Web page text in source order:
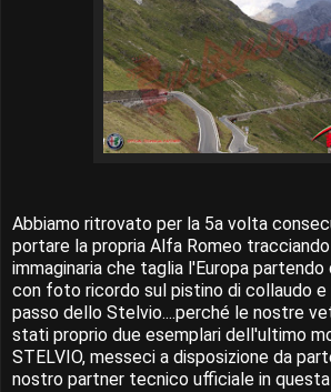
Abbiamo ritrovato per la 5a volta
portare la propria Alfa Romeo tracciando
immaginaria che taglia l'Europa
con foto ricordo sul pistino di collaudo e
passo dello Stelvio....perché le nostre
stati proprio due esemplari dell'ultimo
STELVIO, messeci a disposizione da
nostro partner tecnico ufficiale in questa